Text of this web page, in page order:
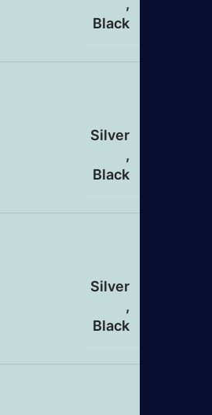
,
Black
Silver
,
Black
Silver
,
Black